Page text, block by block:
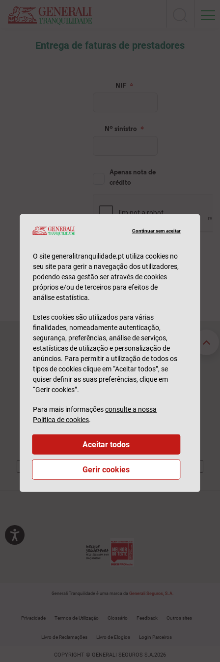
Entrega de faturas de prestadores
Seguros Particulares
Automóvel
Habitação
Saúde
Vida
Seguros Empresas
Acidentes de Trabalho
Automóvel
Saúde
Responsabilidade Civil
Participar Sinistro
Consultar Estado
211 520 310
Generali Tranquilidade é uma marca da Generali Seguros, S.A.
Privacidade Termos de Utilização Glossário Feedback Outros sites
Livro de Reclamações Livro de Elogios Login Parceiros
COPYRIGHT © GENERALI SEGUROS S.A.2026
Continuar sem aceitar
O site generalitranquilidade.pt utiliza cookies no
seu site para gerir a navegação dos utilizadores,
podendo essa gestão ser através de cookies
próprios e/ou de terceiros para efeitos de
análise estatística.
Estes cookies são utilizados para várias
finalidades, nomeadamente autenticação,
segurança, preferências, análise de serviços,
estatísticas de utilização e personalização de
anúncios. Para permitir a utilização de todos os
tipos de cookies clique em “Aceitar todos”, se
quiser definir as suas preferências, clique em
“Gerir cookies”.
Para mais informaçõesconsulte a nossa
Política de cookies.
Gerir cookies
Aceitar todos